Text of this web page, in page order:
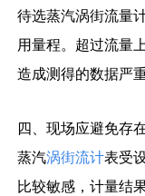
待选蒸汽涡街流量
用量程。超过流量
造成测得的数据严重
四、现场应避免存
蒸汽涡街流计表受
比较敏感，计量结